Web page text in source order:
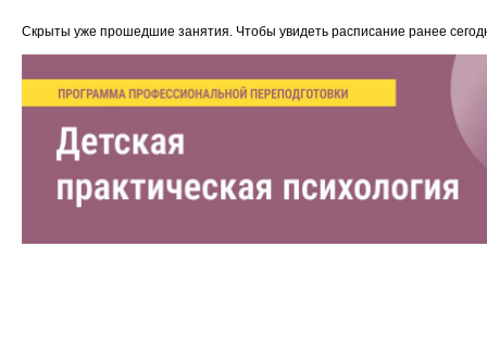
Скрыты уже прошедшие занятия. Чтобы увидеть расписание ранее